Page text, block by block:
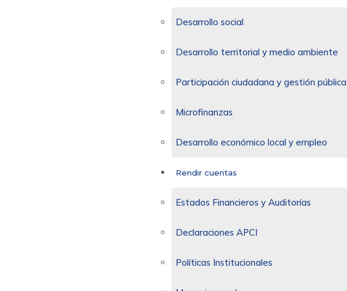
Desarrollo social
Desarrollo territorial y medio ambiente
Participación ciudadana y gestión pública
Microfinanzas
Desarrollo económico local y empleo
Rendir cuentas
Estados Financieros y Auditorías
Declaraciones APCI
Políticas Institucionales